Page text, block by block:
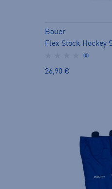
Bauer
(0)
26,90 €